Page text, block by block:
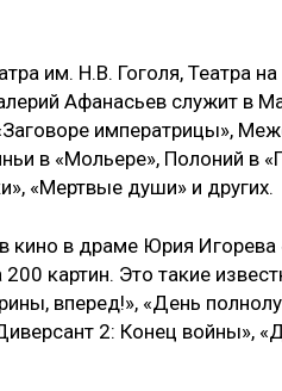
им. Н.В. Гоголя, Театра
Афанасьев служит в
императрицы»,
в «Мольере», Полоний в
«Мертвые души» и других.
в драме Юрия Игорева
картин. Это такие
вперед!», «День
2: Конец войны»,